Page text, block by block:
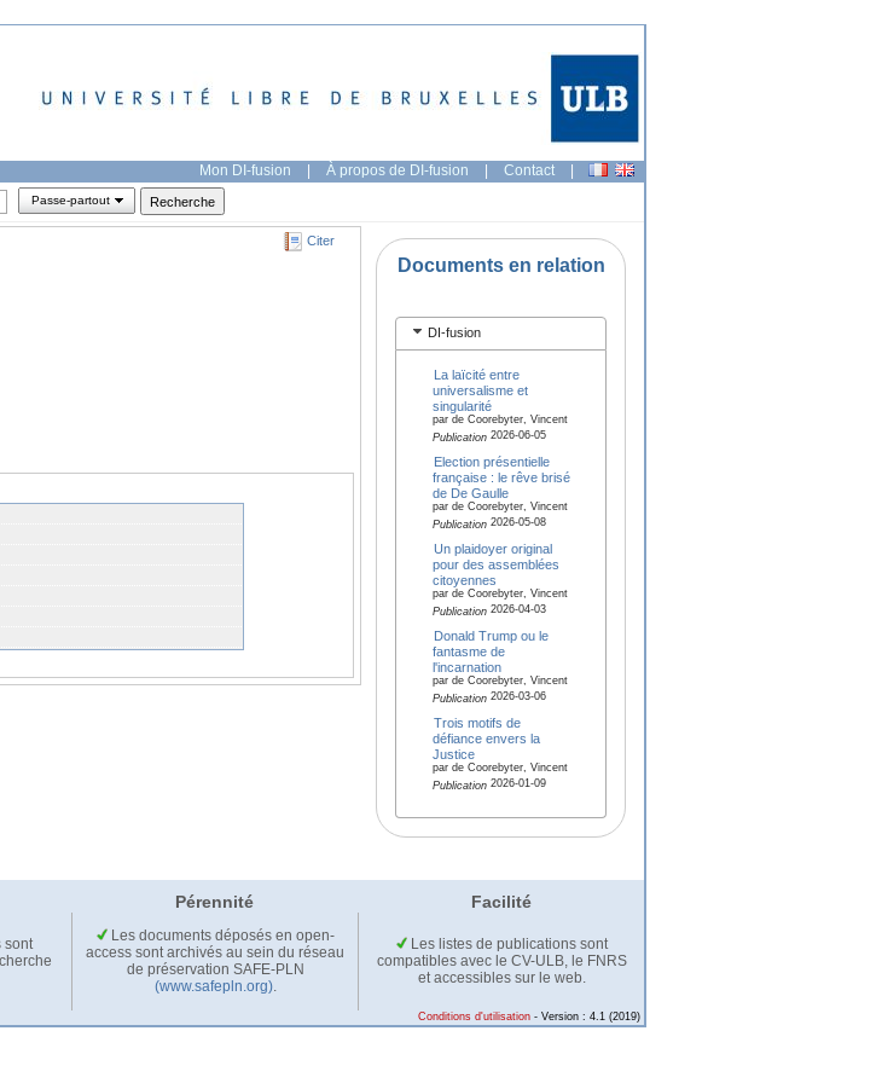
Mon DI-fusion | À propos de DI-fusion | Contact |
Passe-partout
Citer
Documents en relation
DI-fusion
La laïcité entre
universalisme et
singularité
par de Coorebyter, Vincent
Publication2026-06-05
Election présentielle
française : le rêve brisé
de De Gaulle
par de Coorebyter, Vincent
Publication2026-05-08
Un plaidoyer original
pour des assemblées
citoyennes
par de Coorebyter, Vincent
Publication2026-04-03
Donald Trump ou le
fantasme de
l'incarnation
par de Coorebyter, Vincent
Publication2026-03-06
Trois motifs de
défiance envers la
Justice
par de Coorebyter, Vincent
Publication2026-01-09
Pérennité Facilité
sont
Les documents déposés en open-
access sont archivés au sein du réseau
de préservation SAFE-PLN
(www.safepln.org).
Les listes de publications sont
compatibles avec le CV-ULB, le FNRS
et accessibles sur le web.
Conditions d'utilisation - Version : 4.1 (2019)